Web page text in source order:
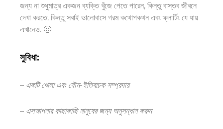
জন্য না শুধুমাত্র একজন ব্যক্তি খুঁজে পেতে পারেন, কিন্তুবাস্তব জীবনে
দেখা করতে. কিন্তুসবাই ভালোবাসে গরম কথোপকথন এবং ফ্লার্টিং যে যায়
এখানেও. 🙂
সুবিধা:
– একটি খোলা এবং যৌন-ইতিবাচকসম্প্রদায়
– এসআপনার কাছাকাছি মানুষের জন্য অনুসন্ধান করুন